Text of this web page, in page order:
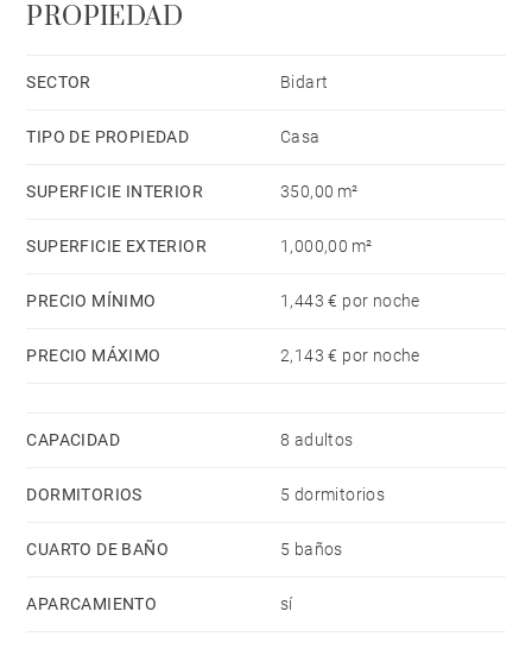
(wifi), secador, balcón, zona infantil,
piscina climatizada privada, garaje y parking (3
La cocina americana, está equipada con nevera,
microondas, horno, congelador, lavadora, secadora,
cafetera, tostadora y hervidor de agua.
PROPIEDAD
SECTOR Bidart
TIPO DE PROPIEDAD Casa
SUPERFICIE INTERIOR 350,00 m²
SUPERFICIE EXTERIOR 1,000,00 m²
PRECIO MÍNIMO 1,443 € por noche
PRECIO MÁXIMO 2,143 € por noche
CAPACIDAD 8 adultos
DORMITORIOS 5 dormitorios
CUARTO DE BAÑO 5 baños
APARCAMIENTO sí